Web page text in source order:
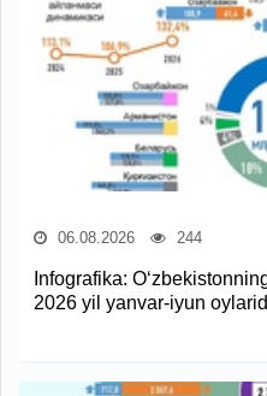
06.08.2026 244
Infografika:
2026 yil yanvar-iyun